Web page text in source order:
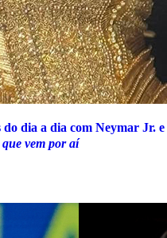
dia a dia com Neymar Jr. e
vem por aí